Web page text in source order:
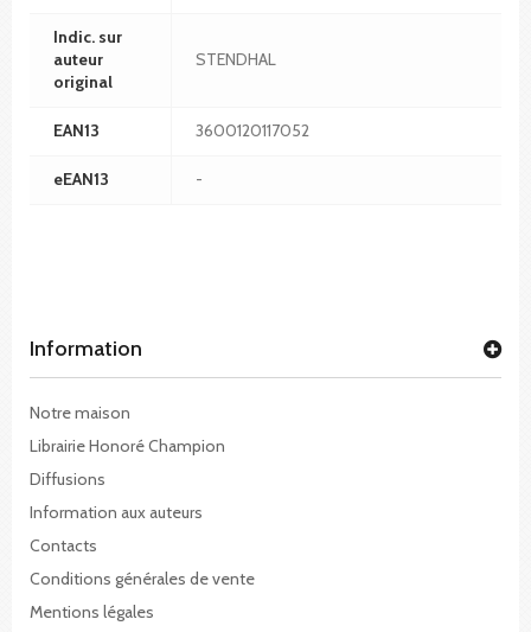
Indic. sur
auteur
original
STENDHAL
EAN13 3600120117052
eEAN13 -
Information
Notre maison
Librairie Honoré Champion
Diffusions
Information aux auteurs
Contacts
Conditions générales de vente
Mentions légales